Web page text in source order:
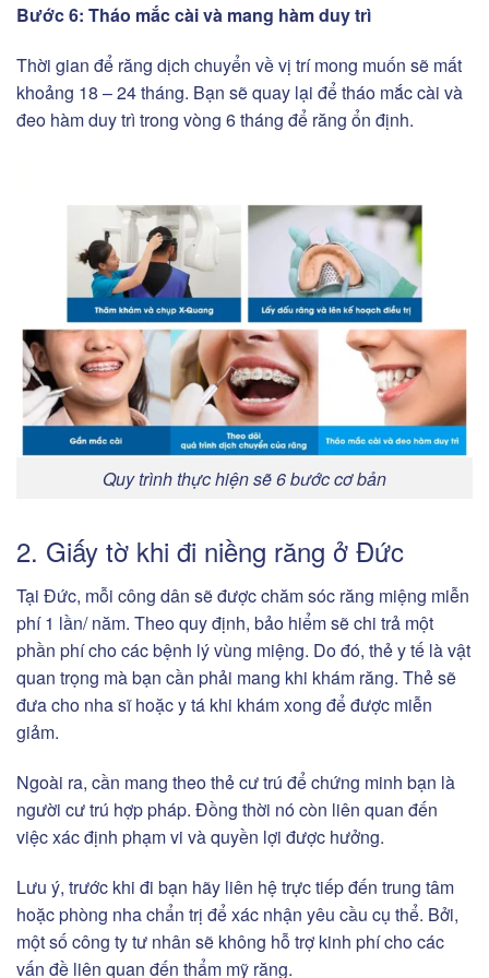
Bước 6: Tháo mắc cài và mang hàm duy trì
Thời gian để răng dịch chuyển về vị trí mong muốn sẽ mất
khoảng 18 – 24 tháng. Bạn sẽ quay lại để tháo mắc cài và
đeo hàm duy trì trong vòng 6 tháng để răng ổn định.
Quy trình thực hiện sẽ 6 bước cơ bản
2. Giấy tờ khi đi niềng răng ở Đức
Tại Đức, mỗi công dân sẽ được chăm sóc răng miệng miễn
phí 1 lần/ năm. Theo quy định, bảo hiểm sẽ chi trả một
phần phí cho các bệnh lý vùng miệng. Do đó, thẻ y tế là vật
quan trọng mà bạn cần phải mang khi khám răng. Thẻ sẽ
đưa cho nha sĩ hoặc y tá khi khám xong để được miễn
giảm.
Ngoài ra, cần mang theo thẻ cư trú để chứng minh bạn là
người cư trú hợp pháp. Đồng thời nó còn liên quan đến
việc xác định phạm vi và quyền lợi được hưởng.
Lưu ý, trước khi đi bạn hãy liên hệ trực tiếp đến trung tâm
hoặc phòng nha chẩn trị để xác nhận yêu cầu cụ thể. Bởi,
một số công ty tư nhân sẽ không hỗ trợ kinh phí cho các
vấn đề liên quan đến thẩm mỹ răng.